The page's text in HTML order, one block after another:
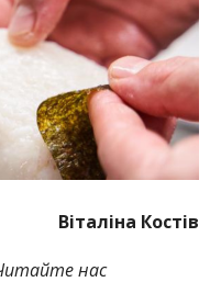
Віталіна Костів
нас